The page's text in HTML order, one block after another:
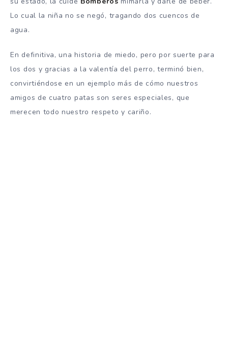
Lo cual la niña no se negó, tragando dos cuencos de
agua.
En definitiva, una historia de miedo, pero por suerte para
los dos y gracias a la valentía del perro, terminó bien,
convirtiéndose en un ejemplo más de cómo nuestros
amigos de cuatro patas son seres especiales, que
merecen todo nuestro respeto y cariño.